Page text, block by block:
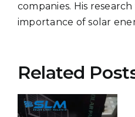
companies. His
importance of solar
Related